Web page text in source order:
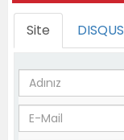
Site DISQUS